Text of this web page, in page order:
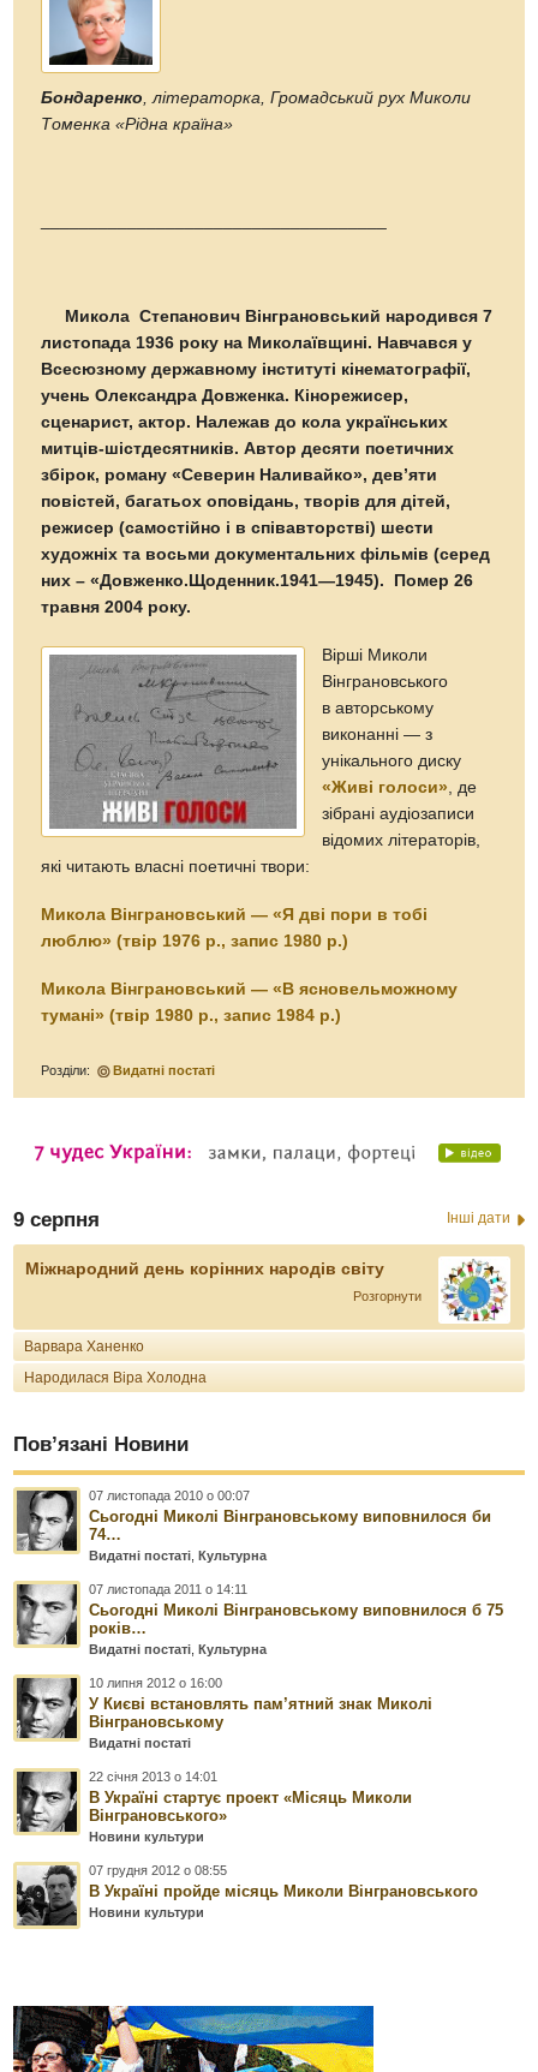
Бондаренко, літераторка, Громадський рух Миколи
Томенка «Рідна країна»
Микола Степанович Вінграновський народився 7
листопада 1936 року на Миколаївщині. Навчався у
Всесюзному державному інституті кінематографії,
учень Олександра Довженка. Кінорежисер,
сценарист, актор. Належав до кола українських
митців-шістдесятників. Автор десяти поетичних
збірок, роману «Северин Наливайко», дев’яти
повістей, багатьох оповідань, творів для дітей,
режисер (самостійно і в співавторстві) шести
художніх та восьми документальних фільмів (серед
них – «Довженко.Щоденник.1941—1945). Помер 26
травня 2004 року.
Вірші Миколи
Вінграновського
в авторському
виконанні — з
унікального диску
«Живі голоси» , де
зібрані аудіозаписи
відомих літераторів,
які читають власні поетичні твори:
Микола Вінграновський — «Я дві пори в тобі
люблю» (твір 1976 р., запис 1980 р.)
Микола Вінграновський — «В ясновельможному
тумані» (твір 1980 р., запис 1984 р.)
Розділи: Видатні постаті
9 серпня Інші дати
Міжнародний день корінних народів світу
Розгорнути
Варвара Ханенко
Народилася Віра Холодна
Пов’язані Новини
07 листопада 2010 о 00:07
Сьогодні Миколі Вінграновському виповнилося би
74…
Видатні постаті ,Культурна
07 листопада 2011 о 14:11
Сьогодні Миколі Вінграновському виповнилося б 75
років…
Видатні постаті ,Культурна
10 липня 2012 о 16:00
У Києві встановлять пам’ятний знак Миколі
Вінграновському
Видатні постаті
22 січня 2013 о 14:01
В Україні стартує проект «Місяць Миколи
Вінграновського»
Новини культури
07 грудня 2012 о 08:55
В Україні пройде місяць Миколи Вінграновського
Новини культури